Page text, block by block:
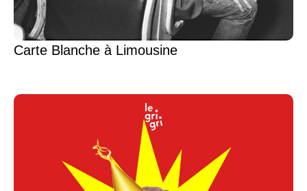
Carte Blanche à Limousine